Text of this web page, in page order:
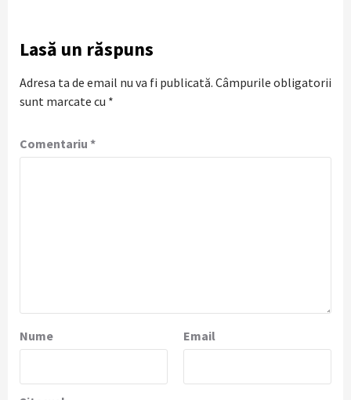
Lasă un răspuns
Adresa ta de email nu va fi publicată. Câmpurile obligatorii
sunt marcate cu *
Comentariu *
Nume Email